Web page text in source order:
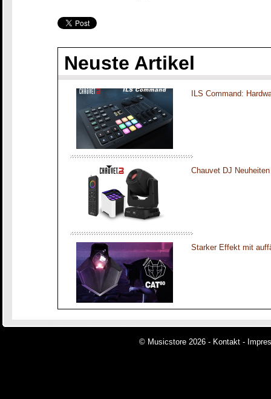
Neuste Artikel
ILS Command:
Chauvet DJ
Starker Effekt mit
© Musicstore 2026 - Kontakt -